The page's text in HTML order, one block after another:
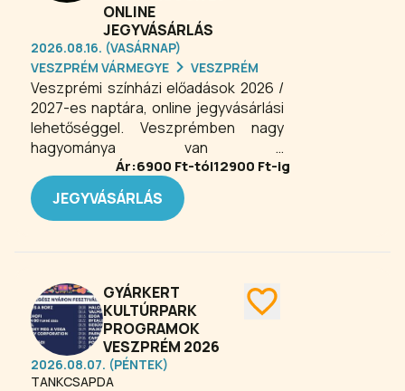
ONLINE
JEGYVÁSÁRLÁS
2026.08.16. (VASÁRNAP)
VESZPRÉM VÁRMEGYE
VESZPRÉM
Veszprémi színházi előadások 2026 /
2027-es naptára, online jegyvásárlási
lehetőséggel. Veszprémben nagy
hagyománya van a
színházművészetnek. Mi sem
bizonyítja ez jobban, mint a társulatok
és a játszóhelyek száma. A
vendégelőadások pedig tovább
színesítik a színházi programkínálatot.
Ár:6900 Ft-tól12900 Ft-ig
JEGYVÁSÁRLÁS
GYÁRKERT
KULTÚRPARK
PROGRAMOK
VESZPRÉM 2026
2026.08.07. (PÉNTEK)
TANKCSAPDA